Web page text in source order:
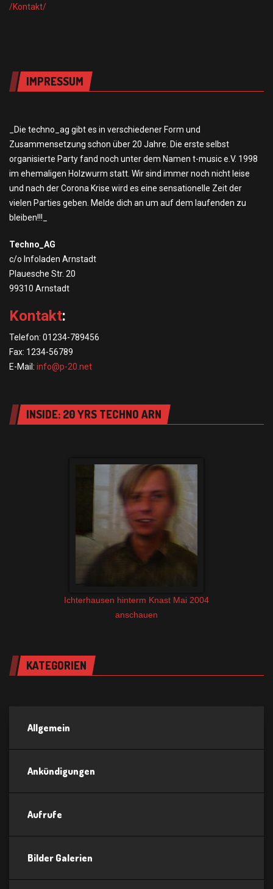
/Kontakt/
IMPRESSUM
_Die techno_ag gibt es in verschiedener Form und
Zusammensetzung schon über 20 Jahre. Die erste selbst
organisierte Party fand noch unter dem Namen t-music e.V. 1998
im ehemaligen Holzwurm statt. Wir sind immer noch nicht leise
und nach der Corona Krise wird es eine sensationelle Zeit der
vielen Parties geben. Melde dich an um auf dem laufenden zu
bleiben!!!_
Techno_AG
c/o Infoladen Arnstadt
Plauesche Str. 20
99310 Arnstadt
Kontakt:
Telefon: 01234-789456
Fax: 1234-56789
E-Mail: info@p-20.net
INSIDE: 20 YRS TECHNO ARN
Ichterhausen hinterm Knast Mai 2004
anschauen
KATEGORIEN
Allgemein
Ankündigungen
Aufrufe
Bilder Galerien